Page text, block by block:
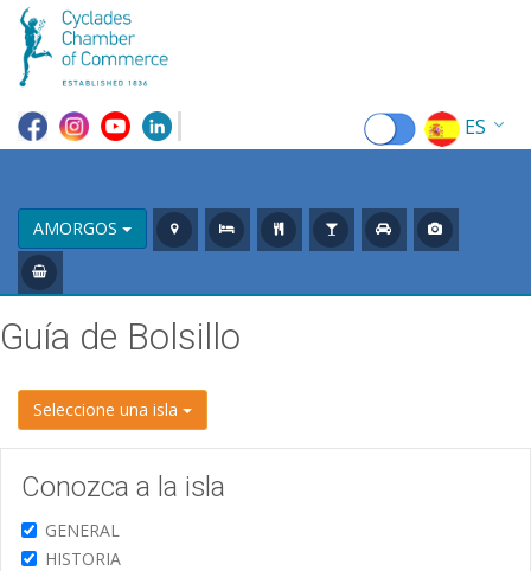
ES
AMORGOS
Guía de Bolsillo
Seleccione una isla
Conozca a la isla
GENERAL
HISTORIA